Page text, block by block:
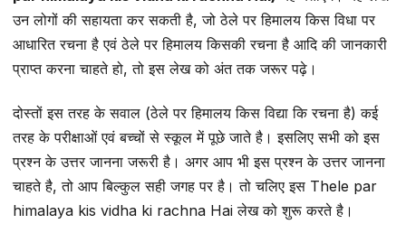
उन लोगों की सहायता कर सकती है, जो ठेले पर हिमालय किस विधा पर
आधारित रचना है एवं ठेले पर हिमालय किसकी रचना है आदि की जानकारी
प्राप्त करना चाहते हो, तो इस लेख को अंत तक जरूर पढ़े।
दोस्तों इस तरह के सवाल (ठेले पर हिमालय किस विद्या कि रचना है) कई
तरह के परीक्षाओं एवं बच्चों से स्कूल में पूछे जाते है। इसलिए सभी को इस
प्रश्न के उत्तर जानना जरूरी है। अगर आप भी इस प्रश्न के उत्तर जानना
चाहते है, तो आप बिल्कुल सही जगह पर है। तो चलिए इस Thele par
himalaya kis vidha ki rachna Hai लेख को शुरू करते है।